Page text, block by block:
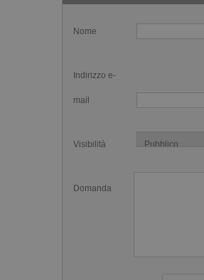
Nome
Indirizzo e-
mail
Visibilità
Domanda